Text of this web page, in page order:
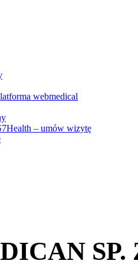
webmedical
– umów wizytę
SP.